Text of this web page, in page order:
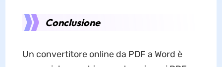
Conclusione
Un convertitore online da PDF a Word è